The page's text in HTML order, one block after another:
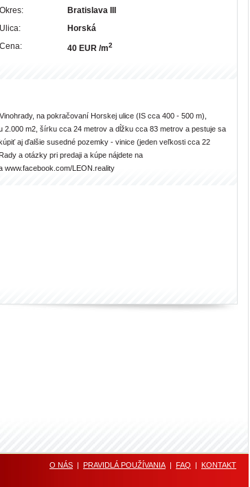
Okres:
Bratislava III
Ulica:
Horská
Cena:
40 EUR /m2
na pokračovaní Horskej ulice (IS cca 400 - 500 m),
2.000 m2, šírku cca 24 metrov a dĺžku cca 83 metrov a pestuje sa
aj ďalšie susedné pozemky - vinice (jeden veľkosti cca 22
a otázky pri predaji a kúpe nájdete na
www.facebook.com/LEON.reality
O NÁS | PRAVIDLÁ POUŽÍVANIA | FAQ |
KONTAKT